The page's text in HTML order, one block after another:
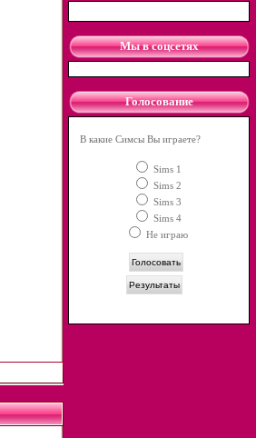
Мы в соцсетях
Голосование
В какие Симсы Вы играете?
Sims 1
Sims 2
Sims 3
Sims 4
Не играю